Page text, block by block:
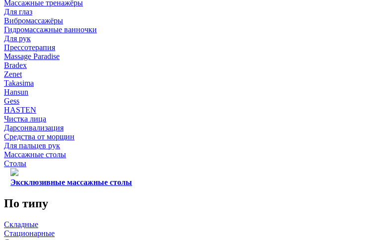
Массажные тренажёры
Для глаз
Вибромассажёры
Гидромассажные ванночки
Для рук
Прессотерапия
Massage Paradise
Bradex
Zenet
Takasima
Hansun
Gess
HASTEN
Чистка лица
Дарсонвализация
Средства от морщин
Для пальцев рук
Массажные столы
Столы
Эксклюзивные массажные столы
По типу
Складные
Стационарные